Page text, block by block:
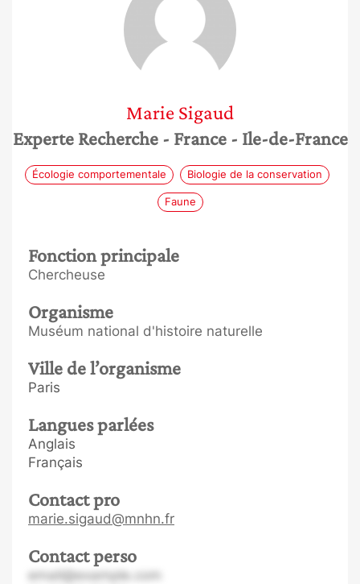
Marie Sigaud
Experte Recherche - France - Ile-de-France
Écologie comportementale Biologie de la conservation
Faune
Fonction principale
Chercheuse
Organisme
Muséum national d'histoire naturelle
Ville de l’organisme
Paris
Langues parlées
Anglais
Français
Contact pro
marie.sigaud@mnhn.fr
Contact perso
email@example.com